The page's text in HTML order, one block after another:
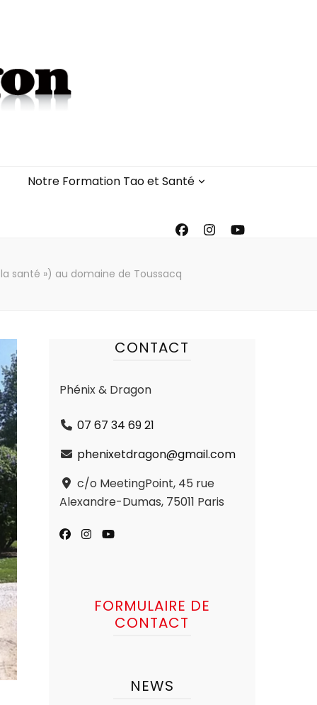
Notre Formation Tao et Santé
santé ») au domaine de Toussacq
CONTACT
Phénix & Dragon
07 67 34 69 21
phenixetdragon@gmail.com
c/o MeetingPoint, 45 rue
Alexandre-Dumas, 75011 Paris
FORMULAIRE DE
CONTACT
NEWS